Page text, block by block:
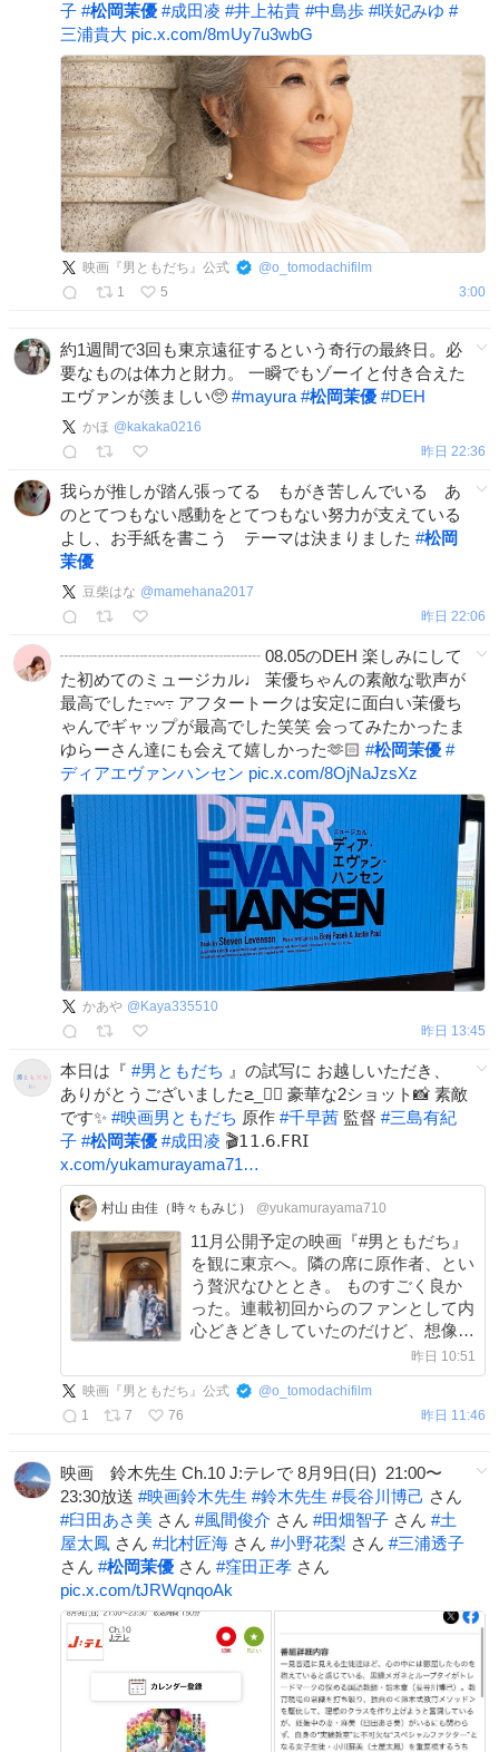
子 #松岡茉優 #成田凌 #井上祐貴 #中島歩 #咲妃みゆ #
三浦貴大 pic.x.com/8mUy7u3wbG
映画『男ともだち』公式 @o_tomodachifilm
1
5 3:00
約1週間で3回も東京遠征するという奇行の最終日。必
要なものは体力と財力。 一瞬でもゾーイと付き合えた
エヴァンが羨ましい🥺 #mayura #松岡茉優 #DEH
かほ @ kakaka0216
昨日 22:36
我らが推しが踏ん張ってる もがき苦しんでいる あ
のとてつもない感動をとてつもない努力が支えている
よし、お手紙を書こう テーマは決まりました #松岡
茉優
豆柴はな @mamehana2017
昨日 22:06
┈┈┈┈┈┈┈┈┈┈┈┈ 08.05のDEH 楽しみにして
た初めてのミュージカル♩ 茉優ちゃんの素敵な歌声が
最高でした߹𖥦߹ アフタートークは安定に面白い茉優ち
ゃんでギャップが最高でした笑笑 会ってみたかったま
ゆらーさん達にも会えて嬉しかった🫶🏻︎ #松岡茉優 #
ディアエヴァンハンセン pic.x.com/8OjNaJzsXz
かあや @ Kaya335510
昨日 13:45
本日は『 #男ともだち 』の試写に お越しいただき、
ありがとうございました౽_✍🏻 豪華な2ショット📸 素敵
です✨ #映画男ともだち 原作 #千早茜 監督 #三島有紀
子 #松岡茉優 #成田凌 🎬𝟣𝟣.𝟨.𝖥𝖱𝖨
x.com/yukamurayama71…
村山 由佳（時々もみじ） @yukamurayama710
11月公開予定の映画『#男ともだち』
を観に東京へ。隣の席に原作者、とい
う贅沢なひととき。 ものすごく良か
った。連載初回からのファンとして内
心どきどきしていたのだけど、想像を
超えて、良かった。演出も役者さん達
も素晴らしかった。 そのあとはチハ
ヤとランチ＆お買物デート！ 幸せな
昨日 10:51
映画『男ともだち』公式 @o_tomodachifilm
1
7 76 昨日 11:46
映画 鈴木先生 Ch.10 J:テレで 8月9日(日) 21:00〜
23:30放送 #映画鈴木先生 #鈴木先生 #長谷川博己 さん
#臼田あさ美 さん #風間俊介 さん #田畑智子 さん #土
屋太鳳 さん #北村匠海 さん #小野花梨 さん #三浦透子
さん #松岡茉優 さん #窪田正孝 さん
pic.x.com/tJRWqnqoAk